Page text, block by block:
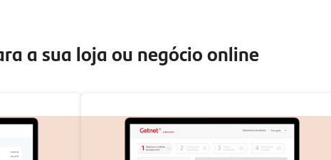
a sua loja ou negócio online